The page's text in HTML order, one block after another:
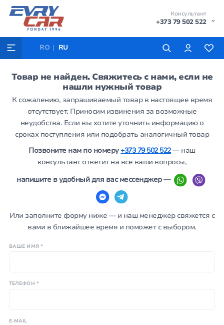
Консультант
+373 79 502 522
RO RU
Товар не найден. Свяжитесь с нами, если не
нашли нужный товар
К сожалению, запрашиваемый товар в настоящее время
отсутствует. Приносим извинения за возможные
неудобства. Если вы хотите уточнить информацию о
сроках поступления или подобрать аналогичный товар
Позвоните нам по номеру+373 79 502 522— наш
консультант ответит на все ваши вопросы,
напишите в удобный для вас мессенджер —
Или заполните форму ниже — и наш менеджер свяжется с
вами в ближайшее время и поможет с выбором.
ВАШЕ ИМЯ *
ТЕЛЕФОН *
E-MAIL